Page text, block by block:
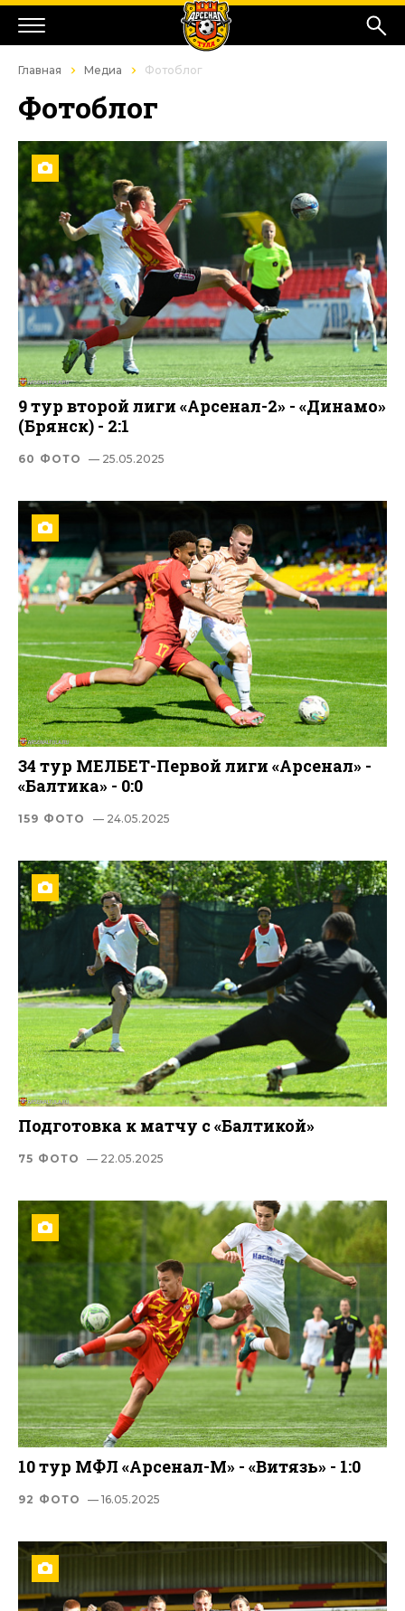
Главная Медиа Фотоблог
Фотоблог
9 тур второй лиги «Арсенал-2» - «Динамо»
(Брянск) - 2:1
60 ФОТО — 25.05.2025
34 тур МЕЛБЕТ-Первой лиги «Арсенал» -
«Балтика» - 0:0
159 ФОТО — 24.05.2025
Подготовка к матчу с «Балтикой»
75 ФОТО — 22.05.2025
10 тур МФЛ «Арсенал-М» - «Витязь» - 1:0
92 ФОТО — 16.05.2025